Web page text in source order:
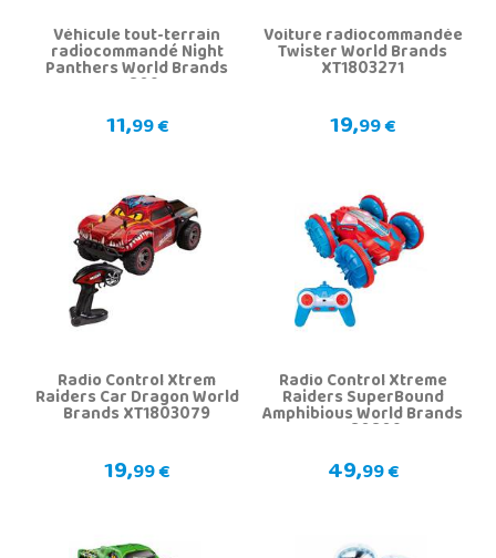
Véhicule tout-terrain
radiocommandé Night
Panthers World Brands
XT180911
11,99 €
Voiture radiocommandée
Twister World Brands
XT1803271
19,99 €
Radio Control Xtrem
Raiders Car Dragon World
Brands XT1803079
19,99 €
Radio Control Xtreme
Raiders SuperBound
Amphibious World Brands
XT180809
49,99 €